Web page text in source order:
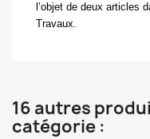
l’objet de deux articles
Travaux.
16 autres
catégorie :